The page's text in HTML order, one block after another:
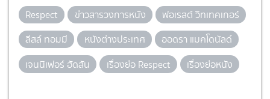
Respect ข่าวสารวงการหนัง
ฟอเรสต์ วิทเทคเกอร์
ลีสล์ ทอมมี
หนังต่างประเทศ
ออดรา แมคโดนัลด์
เจนนิเฟอร์ ฮัดสัน
เรื่องย่อ Respect เรื่องย่อหนัง